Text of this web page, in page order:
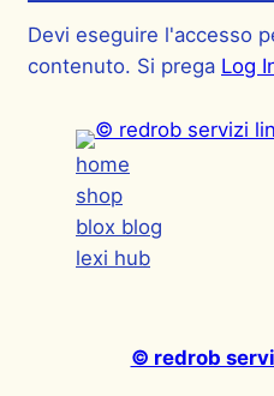
Devi eseguire l'accesso
contenuto. Si prega Log
home
shop
blox blog
lexi hub
© redrob